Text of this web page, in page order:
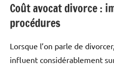
Coût avocat divorce :
procédures
Lorsque l’on parle de
influent considérablement